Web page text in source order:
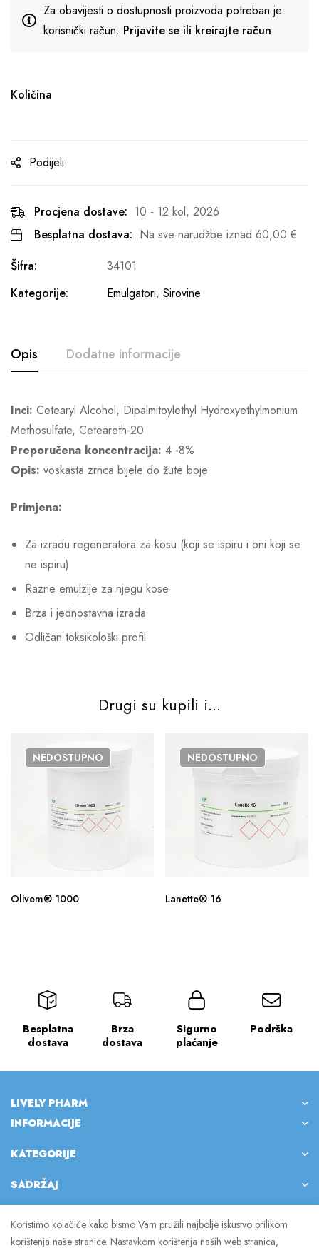
Za obavijesti o dostupnosti proizvoda potreban je
korisnički račun. Prijavite se ili kreirajte račun
Količina
Podijeli
Procjena dostave: 10 - 12 kol, 2026
Besplatna dostava: Na sve narudžbe iznad 60,00 €
Šifra:
34101
Kategorije:
Emulgatori, Sirovine
Opis Dodatne informacije
Inci: Cetearyl Alcohol, Dipalmitoylethyl Hydroxyethylmonium
Methosulfate, Ceteareth-20
Preporučena koncentracija: 4 -8%
Opis: voskasta zrnca bijele do žute boje
Primjena:
Za izradu regeneratora za kosu (koji se ispiru i oni koji se
ne ispiru)
Razne emulzije za njegu kose
Brza i jednostavna izrada
Odličan toksikološki profil
Drugi su kupili i...
NEDOSTUPNO
Olivem® 1000
NEDOSTUPNO
Lanette® 16
Besplatna
dostava
Brza
dostava
Sigurno
plaćanje
Podrška
LIVELY PHARM
INFORMACIJE
KATEGORIJE
SADRŽAJ
Koristimo kolačiće kako bismo Vam pružili najbolje iskustvo prilikom
korištenja naše stranice. Nastavkom korištenja naših web stranica,